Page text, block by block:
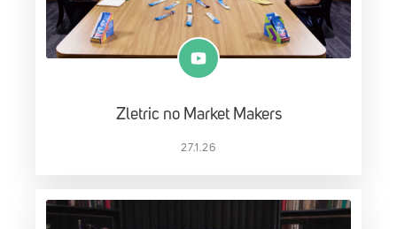
Zletric no Market Makers
27.1.26